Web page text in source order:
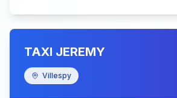
TAXI JEREMY
Villespy